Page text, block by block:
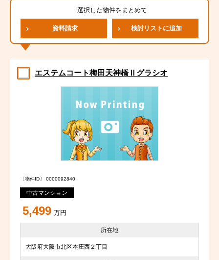
選択した物件をまとめて
資料請求 検討リストに追加
エステムコート梅田天神橋Ⅱグラシオ
〔物件ID〕 0000092840
中古マンション
5,499 万円
所在地
大阪府大阪市北区本庄西２丁目